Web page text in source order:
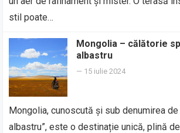
stil poate…
Mongolia – călătorie
albastru
— 15 iulie 2024
Mongolia, cunoscută și sub denumirea de
albastru”, este o destinație unică, plină